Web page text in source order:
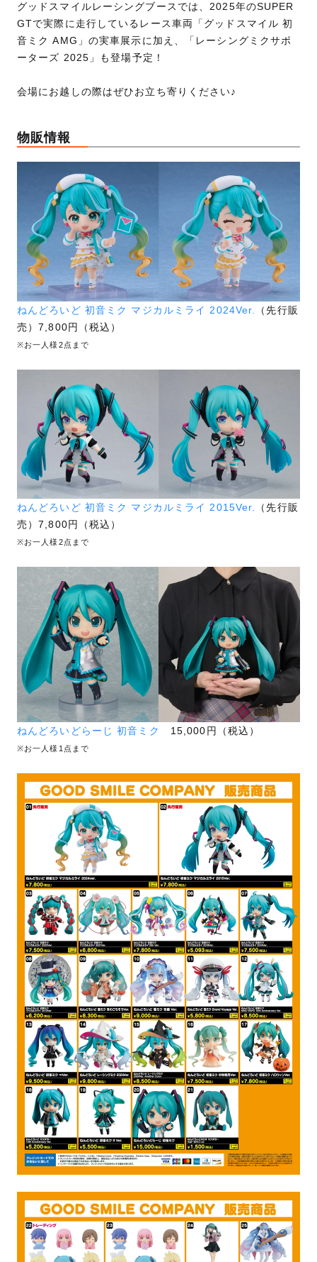
グッドスマイルレーシングブースでは、2025年のSUPER
GTで実際に走行しているレース車両「グッドスマイル 初
音ミク AMG」の実車展示に加え、「レーシングミクサポ
ーターズ 2025」も登場予定！
会場にお越しの際はぜひお立ち寄りください♪
物販情報
ねんどろいど 初音ミク マジカルミライ 2024Ver.
（先行販
売）7,800円（税込）
※お一人様2点まで
ねんどろいど 初音ミク マジカルミライ 2015Ver.
（先行販
売）7,800円（税込）
※お一人様2点まで
ねんどろいどらーじ 初音ミク 15,000円（税込）
※お一人様1点まで